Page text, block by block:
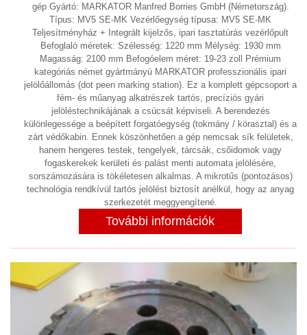
HIDRAULIKA (33)
HIDROCIKLON
HOMOGENIZÁTOR
HŰTÉS, FOLYADÉKHŰTŐK (26)
HŰTVESZÁRÍTÓ (6)
HULLADÉKKEZELÉS (2)
KÁBEL
KÁBEL BLANKOLÓ GÉP (1)
KAPCSOLÓSZEKRÉNY
KÉT KOMPONENSŰ ADAGOLÓ ÉS
KEVERŐ, MIXER (8)
KIEGYENSÚLYOZÓGÉP (2)
gép Gyártó: MARKATOR Manfred Borries GmbH (Németország).
Típus: MV5 SE-MK Vezérlőegység típusa: MV5 SE-MK
Teljesítményház + Integrált kijelzős, ipari tasztatúrás vezérlőpult
Befoglaló méretek: Szélesség: 1220 mm Mélység: 1930 mm
Magasság: 2100 mm Befogóelem méret: 19-23 zoll Prémium
kategóriás német gyártmányú MARKATOR professzionális ipari
jelölőállomás (dot peen marking station). Ez a komplett gépcsoport a
fém- és műanyag alkatrészek tartós, precíziós gyári
jelöléstechnikájának a csúcsát képviseli. A berendezés
különlegessége a beépített forgatóegység (tokmány / körasztal) és a
zárt védőkabin. Ennek köszönhetően a gép nemcsak sík felületek,
hanem hengeres testek, tengelyek, tárcsák, csőidomok vagy
fogaskerekek kerületi és palást menti automata jelölésére,
sorszámozására is tökéletesen alkalmas. A mikrotűs (pontozásos)
technológia rendkívül tartós jelölést biztosít anélkül, hogy az anyag
szerkezetét meggyengítené.
További információk